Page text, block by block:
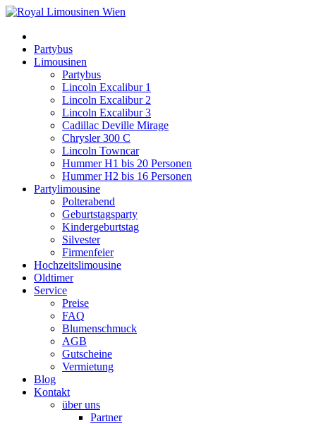
Partybus
Limousinen
Partybus
Lincoln Excalibur 1
Lincoln Excalibur 2
Lincoln Excalibur 3
Cadillac Deville Mirage
Chrysler 300 C
Lincoln Towncar
Hummer H1 bis 20 Personen
Hummer H2 bis 16 Personen
Partylimousine
Polterabend
Geburtstagsparty
Kindergeburtstag
Silvester
Firmenfeier
Hochzeitslimousine
Oldtimer
Service
Preise
FAQ
Blumenschmuck
AGB
Gutscheine
Vermietung
Blog
Kontakt
über uns
Partner